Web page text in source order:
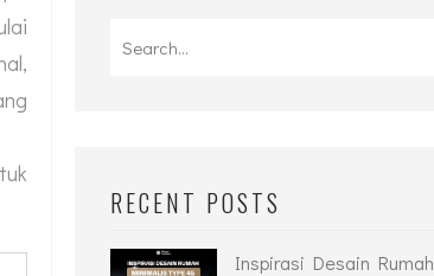
RECENT POSTS
Inspirasi Desain Rumah